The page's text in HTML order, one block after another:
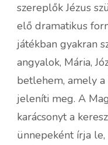
szereplők Jézus
elő dramatikus
játékban gyakran
angyalok, Mária,
betlehem, amely a
jeleníti meg. A
karácsonyt a
ünnepeként írja